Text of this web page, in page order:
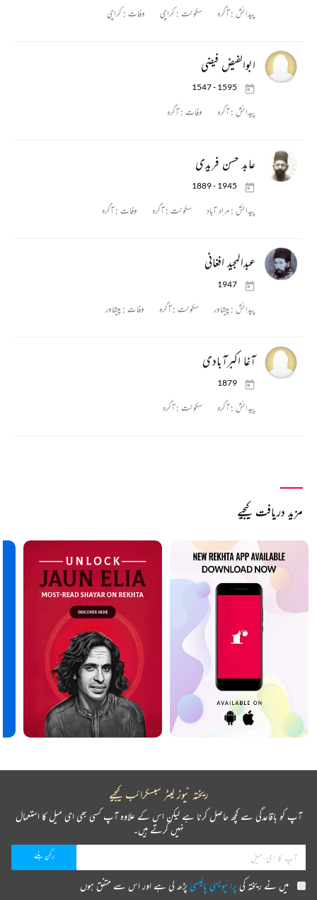
پیدائش :آگرہ سکونت :کراچی وفات :کراچی
ابوالفیض فیضی
1547 - 1595
پیدائش :آگرہ وفات :آگرہ
عابد حسن فریدی
1889 - 1945
پیدائش :مراد آباد سکونت :آگرہ وفات :آگرہ
عبدالمجید افغانی
1947
پیدائش : پیشاور سکونت :آگرہ وفات : پیشاور
آغا اکبرآبادی
1879
پیدائش :آگرہ سکونت :آگرہ
مزید دریافت کیجیے
ریختہ نیوز لیٹر سبسکرائب کیجیے
آپ کو باقاعدگی سے کچھ حاصل کرنا ہے لیکن اس کے علاوہ آپ کسی بھی ای میل کا استعمال
نہیں کرتے ہیں۔
میں نے ریختہ کیپرائیویسی پالیسیپڑھ لی ہے اور اس سے متفق ہوں